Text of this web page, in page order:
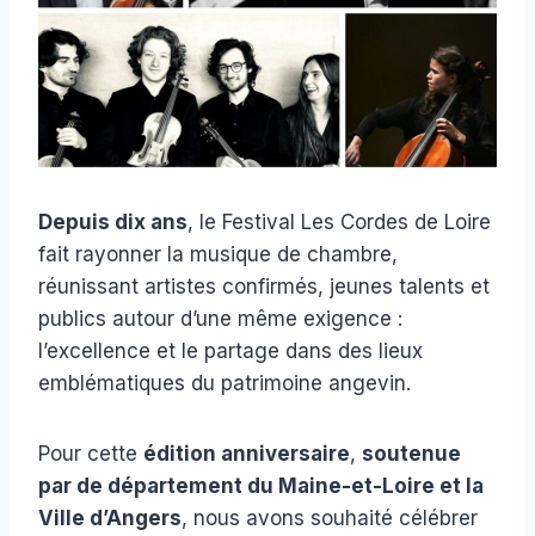
Depuis dix ans, le Festival Les Cordes de Loire
fait rayonner la musique de chambre,
réunissant artistes confirmés, jeunes talents et
publics autour d’une même exigence :
l’excellence et le partage dans des lieux
emblématiques du patrimoine angevin.
Pour cette édition anniversaire, soutenue
par de département du Maine-et-Loire et la
Ville d’Angers, nous avons souhaité célébrer